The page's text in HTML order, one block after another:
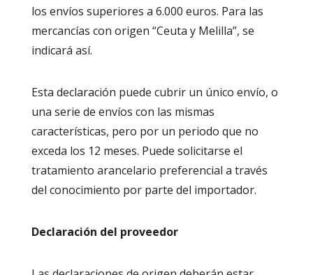
los envíos superiores a 6.000 euros. Para las
mercancías con origen “Ceuta y Melilla”, se
indicará así.
Esta declaración puede cubrir un único envío, o
una serie de envíos con las mismas
características, pero por un periodo que no
exceda los 12 meses. Puede solicitarse el
tratamiento arancelario preferencial a través
del conocimiento por parte del importador.
Declaración del proveedor